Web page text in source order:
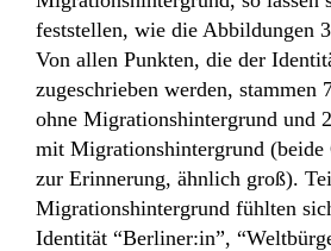
feststellen, wie die Abbildungen
Von allen Punkten, die der
zugeschrieben werden, stammen
ohne Migrationshintergrund und
mit Migrationshintergrund (beide
zur Erinnerung, ähnlich groß).
Migrationshintergrund fühlten
Identität “Berliner:in”,